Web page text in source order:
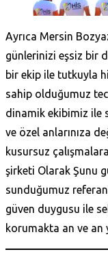
Ayrıca Mersin
günlerinizi eşsiz bir
bir ekip ile tutkuyla
sahip olduğumuz
dinamik ekibimiz ile
ve özel anlarınıza
kusursuz
şirketi Olarak Şunu
sunduğumuz
güven duygusu ile
korumakta an ve an